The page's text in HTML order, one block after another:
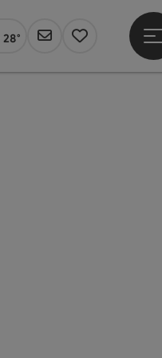
Aktuelles Wetter Linz,
28°
Newsletter
Merkzettel